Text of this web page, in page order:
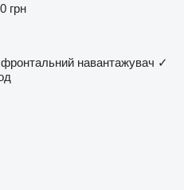
грн
фронтальний навантажувач ✓